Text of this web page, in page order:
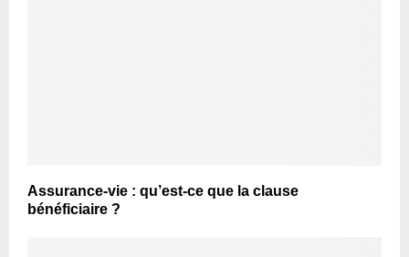
Assurance-vie : qu’est-ce que la clause
bénéficiaire ?